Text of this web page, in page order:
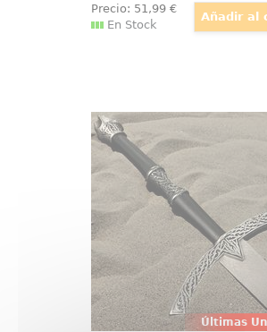
Precio: 51 ,99€
En Stock
Últimas
Espada del Rey Brujo
La espada del Rey
(Withking) es una réplica
la utilizada en la
películas de El Señor
Anillos. Realizada en
440º, con una longitud de
y un diseño exacto